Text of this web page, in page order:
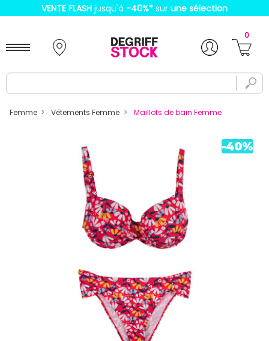
VENTE FLASH jusqu'à -40%* sur une sélection
0
Femme Vêtements Femme Maillots de bain Femme